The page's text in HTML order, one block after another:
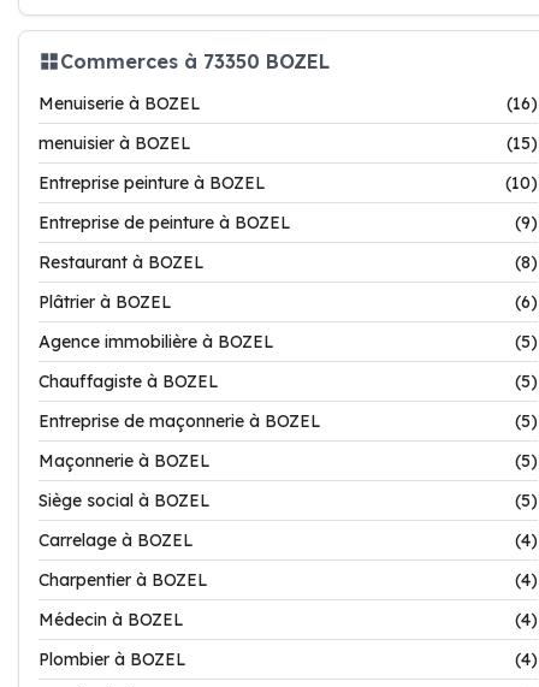
Commerces à 73350 BOZEL
Menuiserie à BOZEL
(16)
menuisier à BOZEL
(15)
Entreprise peinture à BOZEL
(10)
Entreprise de peinture à BOZEL
(9)
Restaurant à BOZEL
(8)
Plâtrier à BOZEL
(6)
Agence immobilière à BOZEL
(5)
Chauffagiste à BOZEL
(5)
Entreprise de maçonnerie à BOZEL
(5)
Maçonnerie à BOZEL
(5)
Siège social à BOZEL
(5)
Carrelage à BOZEL
(4)
Charpentier à BOZEL
(4)
Médecin à BOZEL
(4)
Plombier à BOZEL
(4)